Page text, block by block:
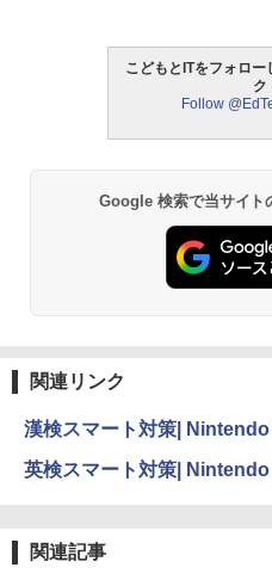
パイロッ
何回も
な・カタ
￥2,073
【くもん
中学英語
やすく。
￥2,750
仮面ライ
￥4,290
4
つかめ！
戦！編
￥1,320
モルカ:
ーム
物理実験
ダルトン
4
エンジニ
メカニッ
こどもとITをフォロ
ク
Follow
Google 検索で当サイト
関連リンク
漢検スマート対策|
英検スマート対策|
関連記事